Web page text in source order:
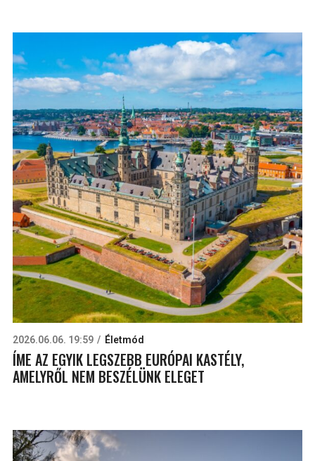
2026.06.06. 19:59 Életmód
ÍME AZ EGYIK LEGSZEBB EURÓPAI KASTÉLY,
AMELYRŐL NEM BESZÉLÜNK ELEGET